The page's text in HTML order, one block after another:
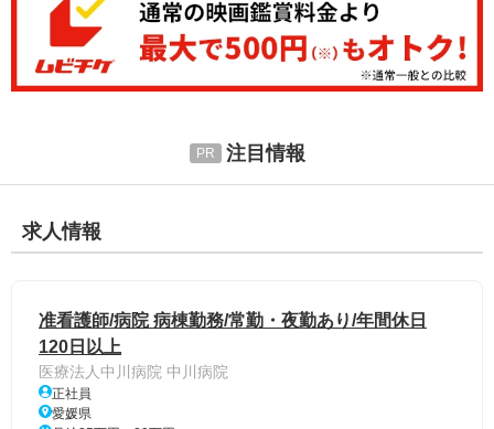
注目情報
求人情報
准看護師/病院 病棟勤務/常勤・夜勤あり/年間休日
120日以上
医療法人中川病院 中川病院
正社員
愛媛県